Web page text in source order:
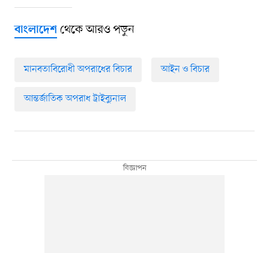
বাংলাদেশথেকে আরও পড়ুন
মানবতাবিরোধী অপরাধের বিচার আইন ও বিচার
আন্তর্জাতিক অপরাধ ট্রাইব্যুনাল